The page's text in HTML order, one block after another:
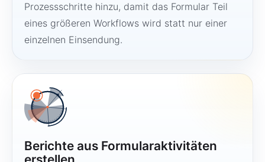
Prozessschritte hinzu, damit das Formular Teil
eines größeren Workflows wird statt nur einer
einzelnen Einsendung.
Berichte aus Formularaktivitäten